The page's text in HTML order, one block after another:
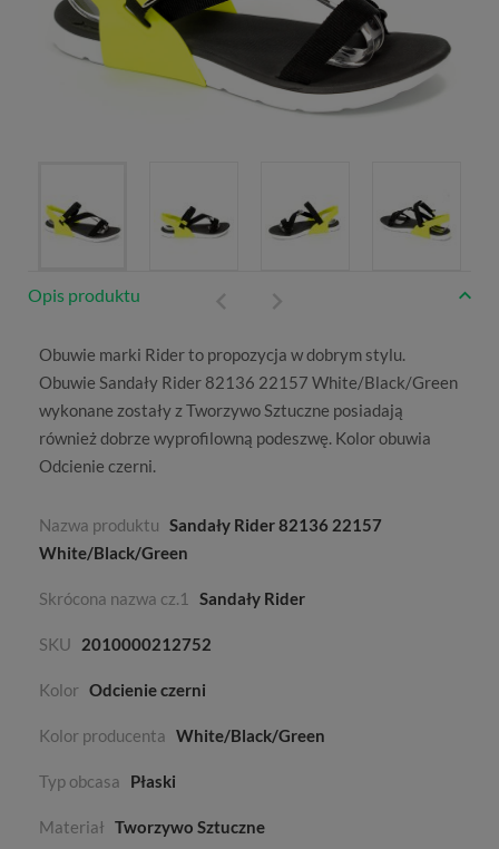
Opis produktu
Obuwie marki Riderto propozycja w dobrym stylu.
Obuwie Sandały Rider 82136 22157 White/Black/Green
wykonane zostały zTworzywo Sztuczne posiadają
również dobrze wyprofilowną podeszwę. Kolor obuwia
Odcienie czerni.
Nazwa produktu Sandały Rider 82136 22157
White/Black/Green
Skrócona nazwa cz.1 Sandały Rider
SKU 2010000212752
Kolor Odcienie czerni
Kolor producenta White/Black/Green
Typ obcasa Płaski
Materiał Tworzywo Sztuczne